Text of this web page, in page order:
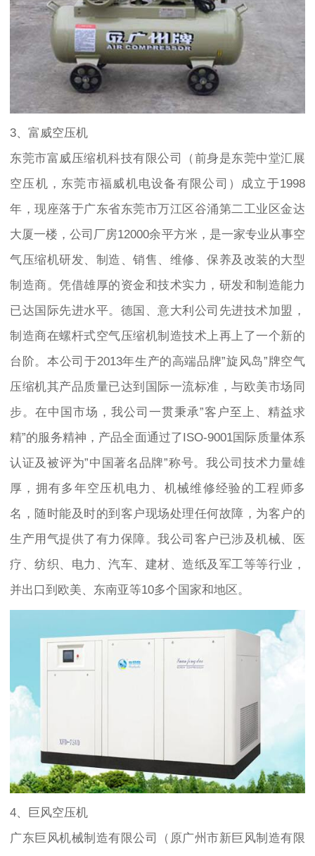
3、富威空压机
东莞市富威压缩机科技有限公司（前身是东莞中堂汇展
空压机，东莞市福威机电设备有限公司）成立于1998
年，现座落于广东省东莞市万江区谷涌第二工业区金达
大厦一楼，公司厂房12000余平方米，是一家专业从事空
气压缩机研发、制造、销售、维修、保养及改装的大型
制造商。凭借雄厚的资金和技术实力，研发和制造能力
已达国际先进水平。德国、意大利公司先进技术加盟，
制造商在螺杆式空气压缩机制造技术上再上了一个新的
台阶。本公司于2013年生产的高端品牌”旋风岛”牌空气
压缩机其产品质量已达到国际一流标准，与欧美市场同
步。在中国市场，我公司一贯秉承”客户至上、精益求
精”的服务精神，产品全面通过了ISO-9001国际质量体系
认证及被评为”中国著名品牌”称号。我公司技术力量雄
厚，拥有多年空压机电力、机械维修经验的工程师多
名，随时能及时的到客户现场处理任何故障，为客户的
生产用气提供了有力保障。我公司客户已涉及机械、医
疗、纺织、电力、汽车、建材、造纸及军工等等行业，
并出口到欧美、东南亚等10多个国家和地区。
4、巨风空压机
广东巨风机械制造有限公司（原广州市新巨风制造有限